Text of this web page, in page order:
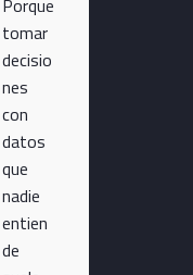
Porque
tomar
decisio
nes
con
datos
que
nadie
entien
de